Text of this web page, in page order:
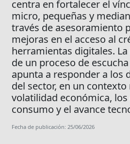
centra en fortalecer el
micro, pequeñas y
través de asesoramiento
mejoras en el acceso al
herramientas digitales.
de un proceso de
apunta a responder a los
del sector, en un
volatilidad económica,
consumo y el avance
Fecha de publicación: 25/06/2026